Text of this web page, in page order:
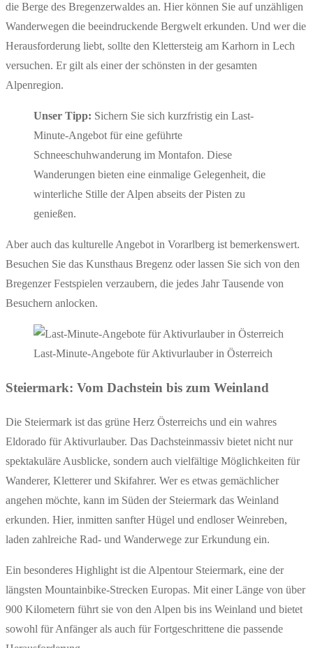
die Berge des Bregenzerwaldes an. Hier können Sie auf unzähligen
Wanderwegen die beeindruckende Bergwelt erkunden. Und wer die
Herausforderung liebt, sollte den Klettersteig am Karhorn in Lech
versuchen. Er gilt als einer der schönsten in der gesamten
Alpenregion.
Unser Tipp: Sichern Sie sich kurzfristig ein Last-
Minute-Angebot für eine geführte
Schneeschuhwanderung im Montafon. Diese
Wanderungen bieten eine einmalige Gelegenheit, die
winterliche Stille der Alpen abseits der Pisten zu
genießen.
Aber auch das kulturelle Angebot in Vorarlberg ist bemerkenswert.
Besuchen Sie das Kunsthaus Bregenz oder lassen Sie sich von den
Bregenzer Festspielen verzaubern, die jedes Jahr Tausende von
Besuchern anlocken.
Last-Minute-Angebote für Aktivurlauber in Österreich
Steiermark: Vom Dachstein bis zum Weinland
Die Steiermark ist das grüne Herz Österreichs und ein wahres
Eldorado für Aktivurlauber. Das Dachsteinmassiv bietet nicht nur
spektakuläre Ausblicke, sondern auch vielfältige Möglichkeiten für
Wanderer, Kletterer und Skifahrer. Wer es etwas gemächlicher
angehen möchte, kann im Süden der Steiermark das Weinland
erkunden. Hier, inmitten sanfter Hügel und endloser Weinreben,
laden zahlreiche Rad- und Wanderwege zur Erkundung ein.
Ein besonderes Highlight ist die Alpentour Steiermark, eine der
längsten Mountainbike-Strecken Europas. Mit einer Länge von über
900 Kilometern führt sie von den Alpen bis ins Weinland und bietet
sowohl für Anfänger als auch für Fortgeschrittene die passende